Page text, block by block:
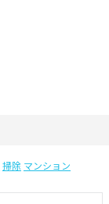
掃除 マンション